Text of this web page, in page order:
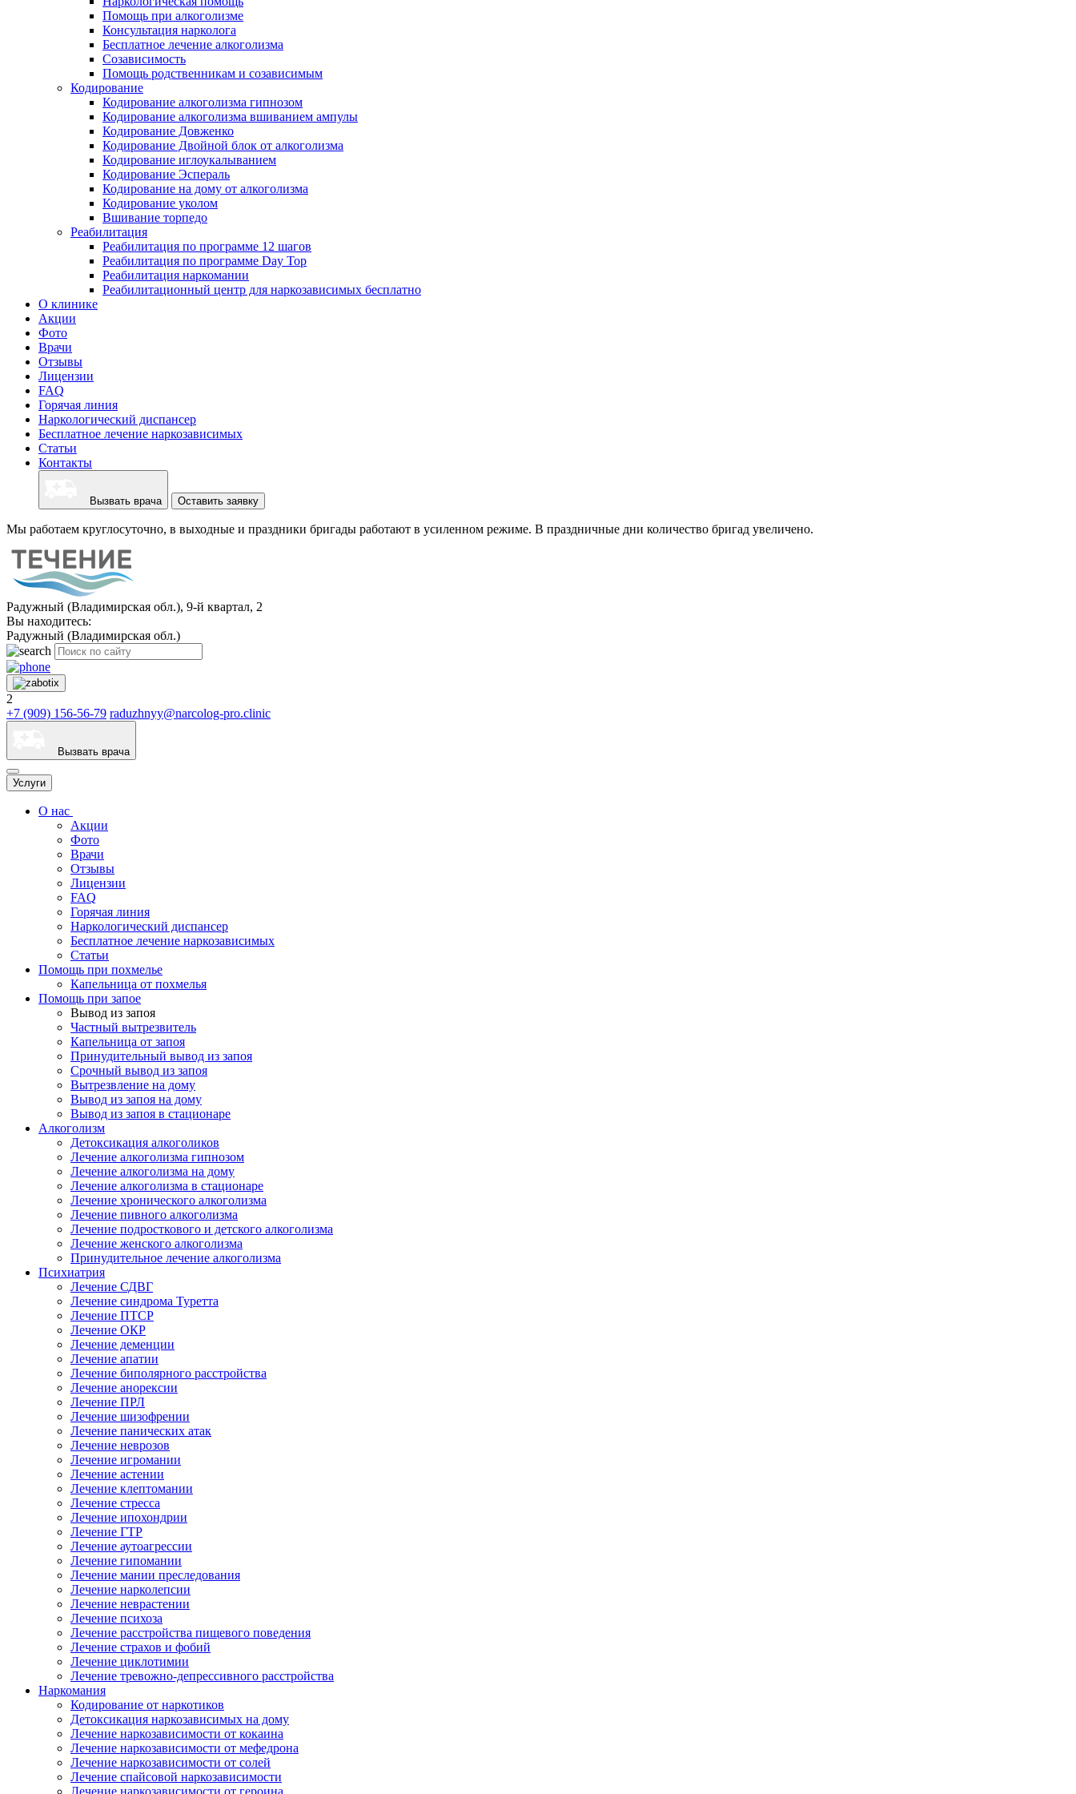
Помощь при алкоголизме
Консультация нарколога
Бесплатное лечение алкоголизма
Созависимость
Помощь родственникам и созависимым
Кодирование
Кодирование алкоголизма гипнозом
Кодирование алкоголизма вшиванием ампулы
Кодирование Довженко
Кодирование Двойной блок от алкоголизма
Кодирование иглоукалыванием
Кодирование Эспераль
Кодирование на дому от алкоголизма
Кодирование уколом
Вшивание торпедо
Реабилитация
Реабилитация по программе 12 шагов
Реабилитация по программе Day Top
Реабилитация наркомании
Реабилитационный центр для наркозависимых бесплатно
О клинике
Акции
Фото
Врачи
Отзывы
Лицензии
FAQ
Горячая линия
Наркологический диспансер
Бесплатное лечение наркозависимых
Статьи
Контакты
Вызвать врача Оставить заявку
Мы работаем круглосуточно, в выходные и праздники бригады работают в усиленном режиме. В праздничные дни количество бригад увеличено.
Радужный (Владимирская обл.), 9-й квартал, 2
Вы находитесь:
Радужный (Владимирская обл.)
2
+7 (909) 156-56-79 raduzhnyy@narcolog-pro.clinic
Вызвать врача
Услуги
О нас
Акции
Фото
Врачи
Отзывы
Лицензии
FAQ
Горячая линия
Наркологический диспансер
Бесплатное лечение наркозависимых
Статьи
Помощь при похмелье
Капельница от похмелья
Помощь при запое
Вывод из запоя
Частный вытрезвитель
Капельница от запоя
Принудительный вывод из запоя
Срочный вывод из запоя
Вытрезвление на дому
Вывод из запоя на дому
Вывод из запоя в стационаре
Алкоголизм
Детоксикация алкоголиков
Лечение алкоголизма гипнозом
Лечение алкоголизма на дому
Лечение алкоголизма в стационаре
Лечение хронического алкоголизма
Лечение пивного алкоголизма
Лечение подросткового и детского алкоголизма
Лечение женского алкоголизма
Принудительное лечение алкоголизма
Психиатрия
Лечение СДВГ
Лечение синдрома Туретта
Лечение ПТСР
Лечение ОКР
Лечение деменции
Лечение апатии
Лечение биполярного расстройства
Лечение анорексии
Лечение ПРЛ
Лечение шизофрении
Лечение панических атак
Лечение неврозов
Лечение игромании
Лечение астении
Лечение клептомании
Лечение стресса
Лечение ипохондрии
Лечение ГТР
Лечение аутоагрессии
Лечение гипомании
Лечение мании преследования
Лечение нарколепсии
Лечение неврастении
Лечение психоза
Лечение расстройства пищевого поведения
Лечение страхов и фобий
Лечение циклотимии
Лечение тревожно-депрессивного расстройства
Наркомания
Кодирование от наркотиков
Детоксикация наркозависимых на дому
Лечение наркозависимости от кокаина
Лечение наркозависимости от мефедрона
Лечение наркозависимости от солей
Лечение спайсовой наркозависимости
Лечение наркозависимости от героина